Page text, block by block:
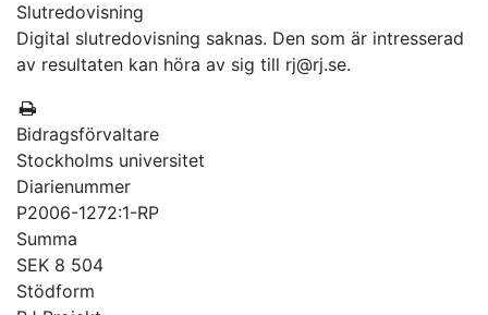
Slutredovisning
Digital slutredovisning saknas. Den som är intresserad
av resultaten kan höra av sig till rj@rj.se.
Bidragsförvaltare
Stockholms universitet
Diarienummer
P2006-1272:1-RP
Summa
SEK 8 504
Stödform